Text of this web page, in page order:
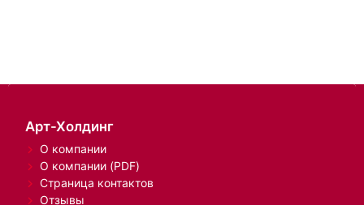
Арт-Холдинг
О компании
О компании (PDF)
Страница контактов
Отзывы